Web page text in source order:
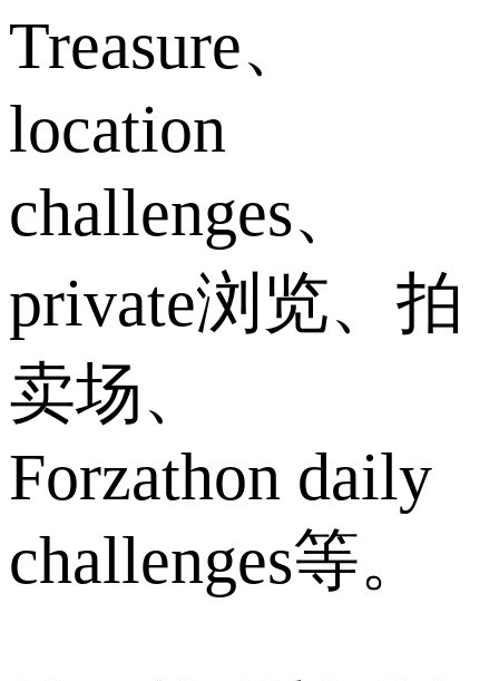
Treasure、
location
challenges、
private浏览、拍
卖场、
Forzathon daily
challenges等。